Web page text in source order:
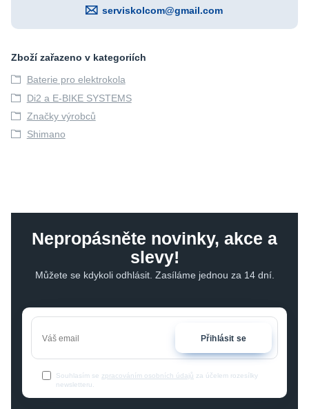
serviskolcom@gmail.com
Zboží zařazeno v kategoriích
Baterie pro elektrokola
Di2 a E-BIKE SYSTEMS
Značky výrobců
Shimano
Nepropásněte novinky, akce a
slevy!
Můžete se kdykoli odhlásit. Zasíláme jednou za 14 dní.
Přihlásit se
Souhlasím se zpracováním osobních údajů za účelem rozesílky
newsletteru.